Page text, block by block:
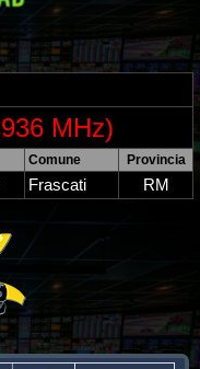
MHz)
Comune Provincia
Frascati RM